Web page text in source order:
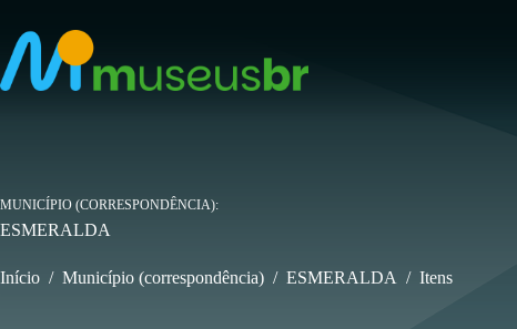
para
conteúdo
MUNICÍPIO (CORRESPONDÊNCIA)
ESMERALDA
Início / Município (correspondência) / ESMERALDA / Itens